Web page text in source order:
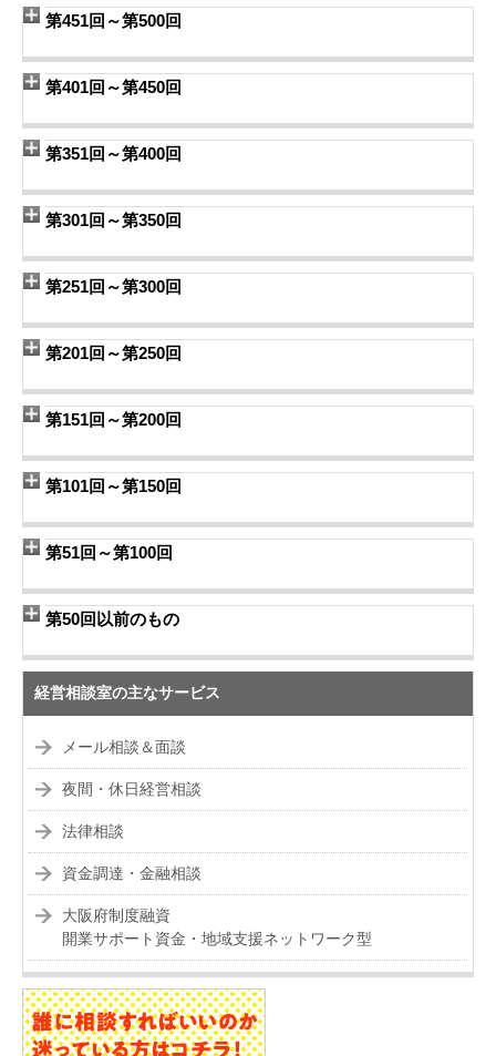
第451回～第500回
第401回～第450回
第351回～第400回
第301回～第350回
第251回～第300回
第201回～第250回
第151回～第200回
第101回～第150回
第51回～第100回
第50回以前のもの
経営相談室の主なサービス
メール相談＆面談
夜間・休日経営相談
法律相談
資金調達・金融相談
大阪府制度融資
開業サポート資金・地域支援ネットワーク型